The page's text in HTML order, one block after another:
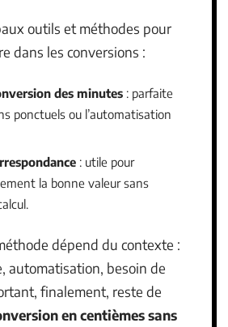
outils et méthodes pour
dans les conversions :
des minutes : parfaite
ponctuels ou l’automatisation
: utile pour
la bonne valeur sans
dépend du contexte :
automatisation, besoin de
finalement, reste de
en centièmes sans